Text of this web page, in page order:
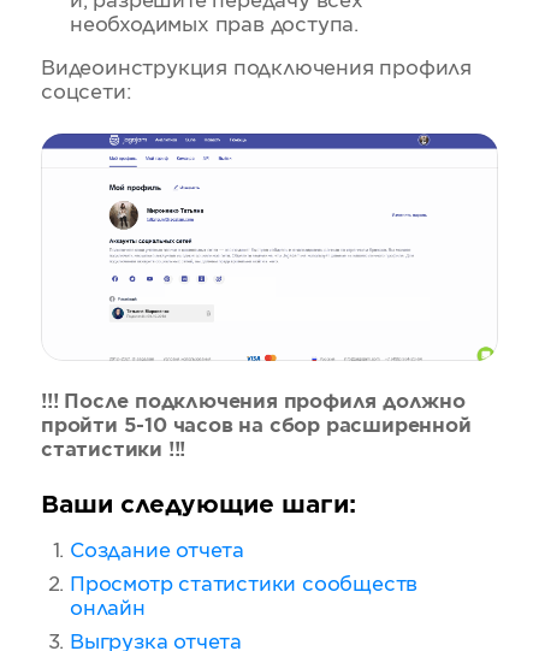
необходимых прав доступа.
Видеоинструкция подключения профиля
соцсети:
!!! После подключения профиля должно
пройти 5-10 часов на сбор расширенной
статистики !!!
Ваши следующие шаги:
Cоздание отчета
Просмотр статистики сообществ
онлайн
Выгрузка отчета